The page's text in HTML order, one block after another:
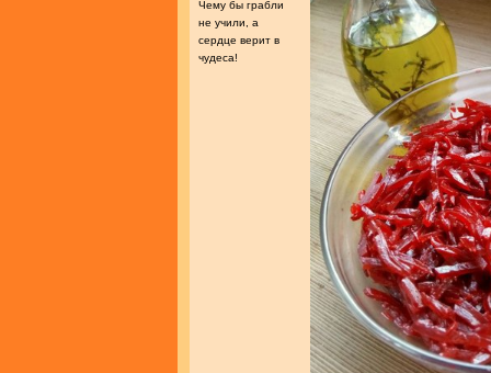
Чему бы грабли
не учили, а
сердце верит в
чудеса!